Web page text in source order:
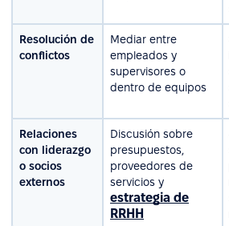
Resolución de
conflictos
Mediar entre
empleados y
supervisores o
dentro de equipos
Relaciones
con liderazgo
o socios
externos
Discusión sobre
presupuestos,
proveedores de
servicios y
estrategia de
RRHH